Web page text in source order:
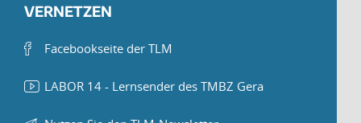
VERNETZEN
Facebookseite der TLM
LABOR 14 - Lernsender des TMBZ Gera